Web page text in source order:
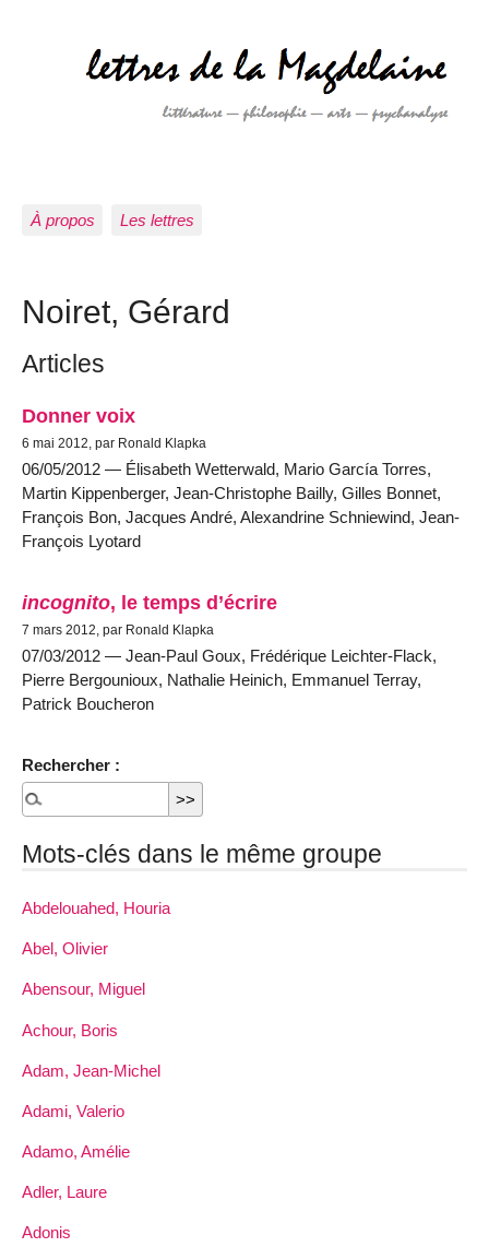
À propos Les lettres
Noiret, Gérard
Articles
Donner voix
6 mai 2012, par Ronald Klapka
06/05/2012 — Élisabeth Wetterwald, Mario García Torres,
Martin Kippenberger, Jean-Christophe Bailly, Gilles Bonnet,
François Bon, Jacques André, Alexandrine Schniewind, Jean-
François Lyotard
incognito, le temps d’écrire
7 mars 2012, par Ronald Klapka
07/03/2012 — Jean-Paul Goux, Frédérique Leichter-Flack,
Pierre Bergounioux, Nathalie Heinich, Emmanuel Terray,
Patrick Boucheron
Rechercher :
Mots-clés dans le même groupe
Abdelouahed, Houria
Abel, Olivier
Abensour, Miguel
Achour, Boris
Adam, Jean-Michel
Adami, Valerio
Adamo, Amélie
Adler, Laure
Adonis